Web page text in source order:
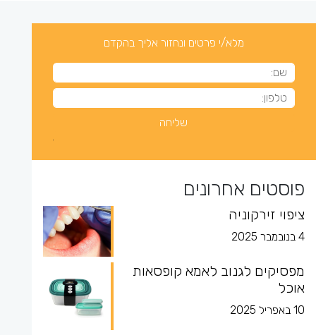
מלא/י פרטים ונחזור אליך בהקדם
פוסטים אחרונים
ציפוי זירקוניה
4 בנובמבר 2025
מפסיקים לגנוב לאמא קופסאות
אוכל
10 באפריל 2025